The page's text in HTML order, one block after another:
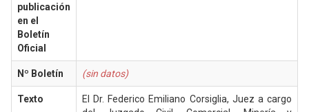
publicación
en el
Boletín
Oficial
Nº Boletín (sin datos)
Texto
El Dr. Federico Emiliano Corsiglia, Juez a cargo